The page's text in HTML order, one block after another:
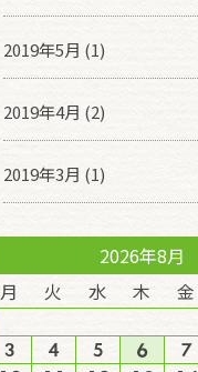
2019年5月 (1)
2019年4月 (2)
2019年3月 (1)
2026年8月
月
火 水 木 金
3
4 5 6 7